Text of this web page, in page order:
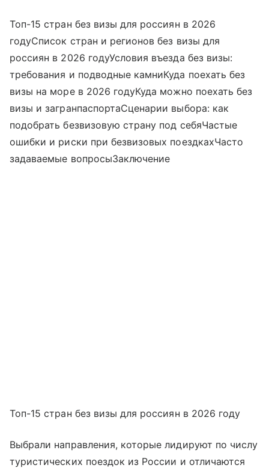
Топ-15 стран без визы для россиян в 2026
годуСписок стран и регионов без визы для
россиян в 2026 годуУсловия въезда без визы:
требования и подводные камниКуда поехать без
визы на море в 2026 годуКуда можно поехать без
визы и загранпаспортаСценарии выбора: как
подобрать безвизовую страну под себяЧастые
ошибки и риски при безвизовых поездкахЧасто
задаваемые вопросыЗаключение
Топ-15 стран без визы для россиян в 2026 году
Выбрали направления, которые лидируют по числу
туристических поездок из России и отличаются